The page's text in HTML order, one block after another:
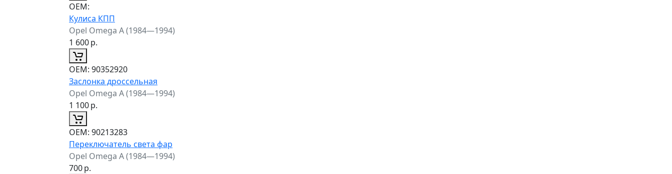
ОЕМ:
Кулиса КПП
Opel Omega A (1984—1994)
1 600р.
ОЕМ: 90352920
Заслонка дроссельная
Opel Omega A (1984—1994)
1 100р.
ОЕМ: 90213283
Переключатель света фар
Opel Omega A (1984—1994)
700р.